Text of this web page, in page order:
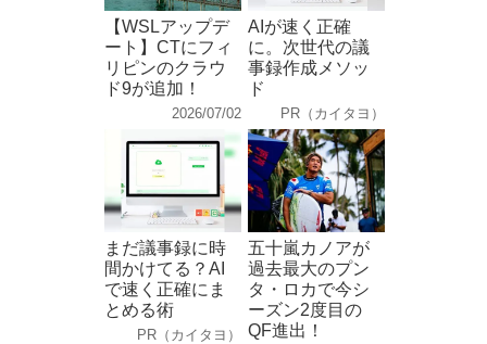
【WSLアップデ
ート】CTにフィ
リピンのクラウ
ド9が追加！
2026/07/02
AIが速く正確
に。次世代の議
事録作成メソッ
ド
PR（カイタヨ）
まだ議事録に時
間かけてる？AI
で速く正確にま
とめる術
PR（カイタヨ）
五十嵐カノアが
過去最大のプン
タ・ロカで今シ
ーズン2度目の
QF進出！